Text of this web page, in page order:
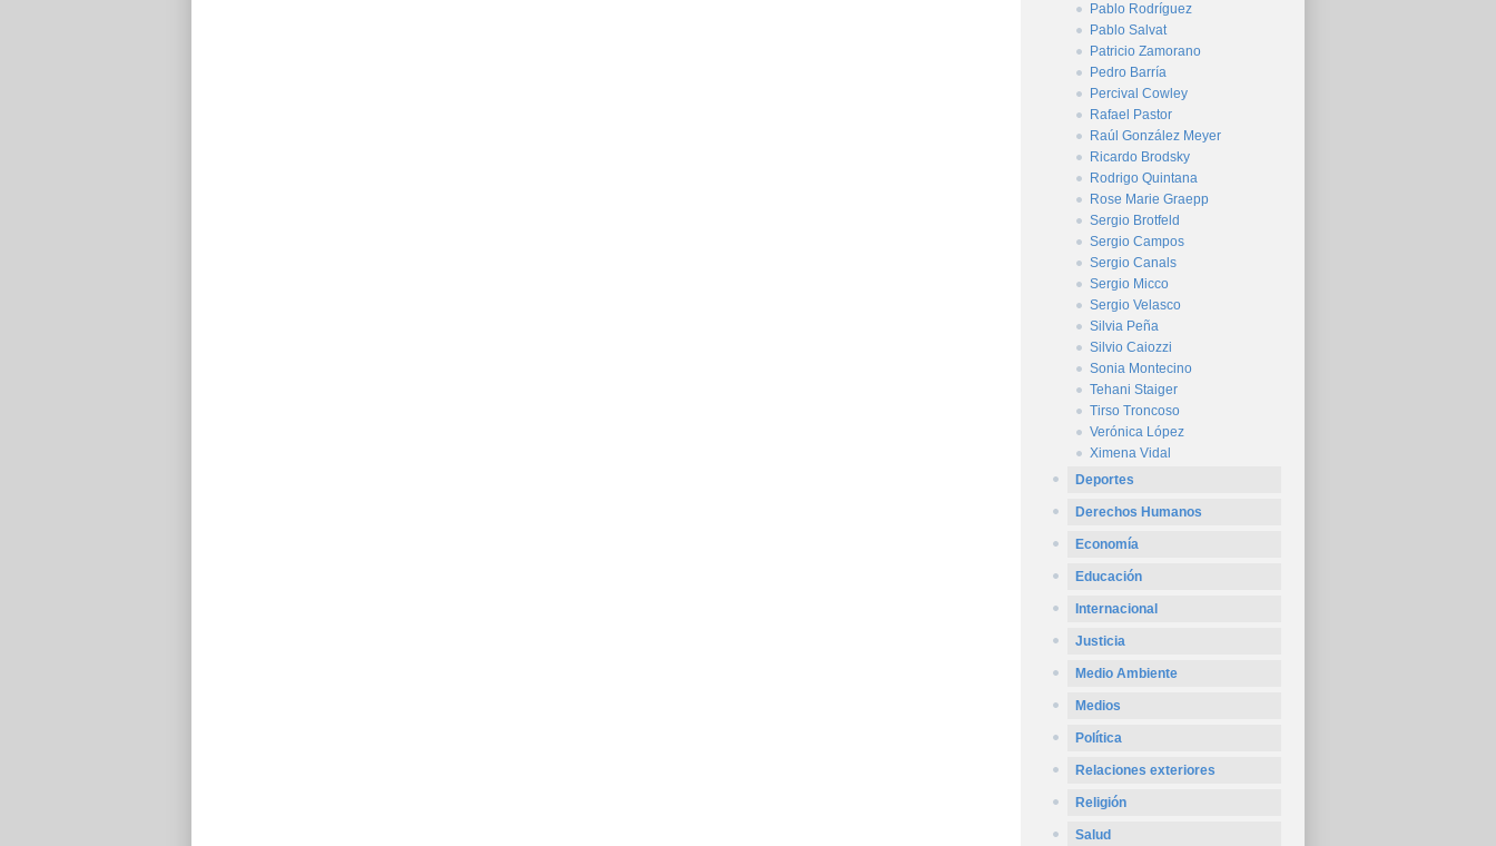
Pablo Rodríguez
Pablo Salvat
Patricio Zamorano
Pedro Barría
Percival Cowley
Rafael Pastor
Raúl González Meyer
Ricardo Brodsky
Rodrigo Quintana
Rose Marie Graepp
Sergio Brotfeld
Sergio Campos
Sergio Canals
Sergio Micco
Sergio Velasco
Silvia Peña
Silvio Caiozzi
Sonia Montecino
Tehani Staiger
Tirso Troncoso
Verónica López
Ximena Vidal
Deportes
Derechos Humanos
Economía
Educación
Internacional
Justicia
Medio Ambiente
Medios
Política
Relaciones exteriores
Religión
Salud